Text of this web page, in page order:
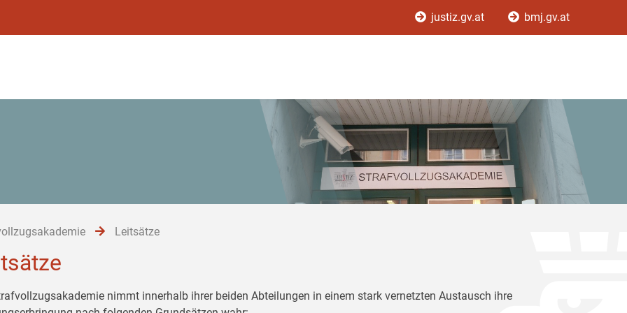
justiz.gv.at bmj.gv.at
Leitsätze
nimmt innerhalb ihrer beiden Abteilungen in einem stark vernetzten Austausch ihre